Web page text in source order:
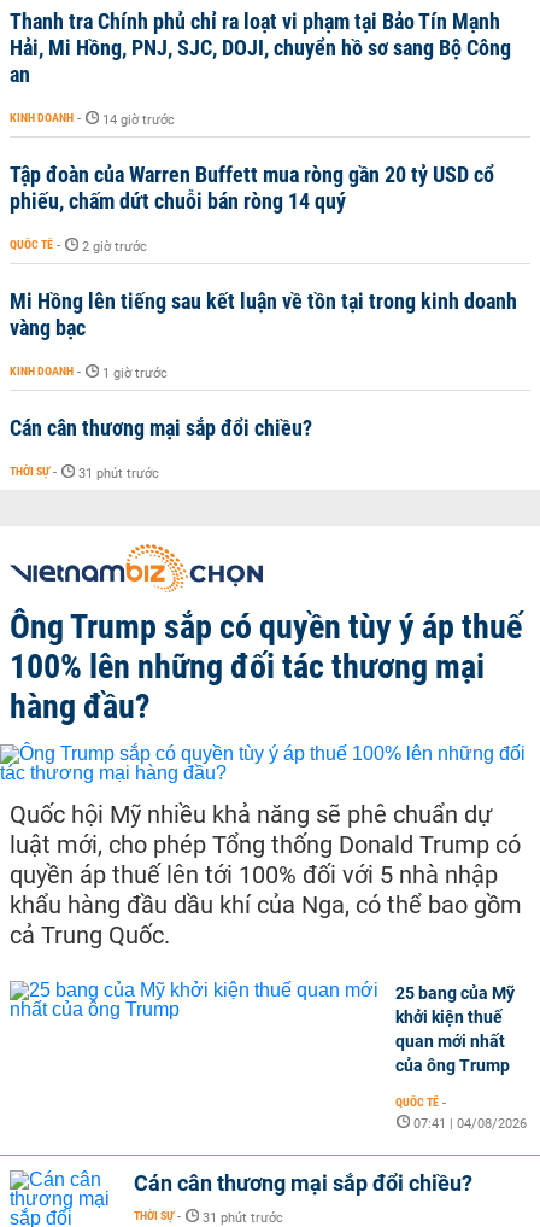
Thanh tra Chính phủ chỉ ra loạt vi phạm tại Bảo Tín Mạnh
Hải, Mi Hồng, PNJ, SJC, DOJI, chuyển hồ sơ sang Bộ Công
an
KINH DOANH - 14 giờ trước
Tập đoàn của Warren Buffett mua ròng gần 20 tỷ USD cổ
phiếu, chấm dứt chuỗi bán ròng 14 quý
QUỐC TẾ - 2 giờ trước
Mi Hồng lên tiếng sau kết luận về tồn tại trong kinh doanh
vàng bạc
KINH DOANH - 1 giờ trước
Cán cân thương mại sắp đổi chiều?
THỜI SỰ - 31 phút trước
Ông Trump sắp có quyền tùy ý áp thuế
100% lên những đối tác thương mại
hàng đầu?
Quốc hội Mỹ nhiều khả năng sẽ phê chuẩn dự
luật mới, cho phép Tổng thống Donald Trump có
quyền áp thuế lên tới 100% đối với 5 nhà nhập
khẩu hàng đầu dầu khí của Nga, có thể bao gồm
cả Trung Quốc.
25 bang của Mỹ
khởi kiện thuế
quan mới nhất
của ông Trump
QUỐC TẾ -
07:41 | 04/08/2026
Cán cân thương mại sắp đổi chiều?
THỜI SỰ - 31 phút trước